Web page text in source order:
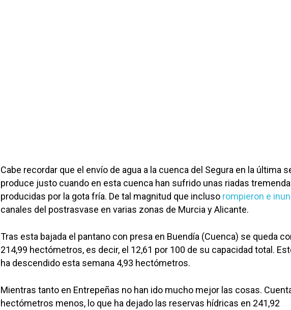
Cabe recordar que el envío de agua a la cuenca del Segura en la última
produce justo cuando en esta cuenca han sufrido unas riadas
producidas por la gota fría. De tal magnitud que incluso rompieron e
canales del postrasvase en varias zonas de Murcia y Alicante.
Tras esta bajada el pantano con presa en Buendía (Cuenca) se queda
214,99 hectómetros, es decir, el 12,61 por 100 de su capacidad total.
ha descendido esta semana 4,93 hectómetros.
Mientras tanto en Entrepeñas no han ido mucho mejor las cosas.
hectómetros menos, lo que ha dejado las reservas hídricas en 241,92